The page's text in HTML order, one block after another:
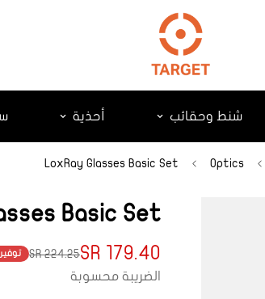
شنط وحقائب أحذية
Optics
LoxRay Glasses Basic Set
Basic Set
Translation
missing:
179.40 SR
Translation
missing:
224.25 SR توفير
الضريبة محسوبة